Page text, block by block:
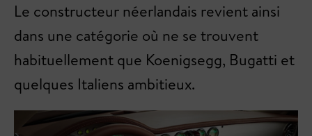
Le constructeur néerlandais revient ainsi
dans une catégorie où ne se trouvent
habituellement que Koenigsegg, Bugatti et
quelques Italiens ambitieux.